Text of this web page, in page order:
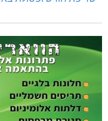
שריפת חורש ופסולת